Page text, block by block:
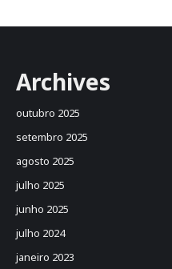
Archives
outubro 2025
setembro 2025
agosto 2025
julho 2025
junho 2025
julho 2024
janeiro 2023